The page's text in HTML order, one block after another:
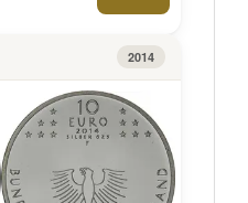
2014